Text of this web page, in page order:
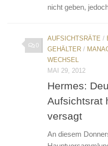
nicht geben,
0
AUFSICHTSRÄTE /
GEHÄLTER /
WECHSEL
MAI 29, 2012
Hermes:
Aufsichtsrat
versagt
An diesem